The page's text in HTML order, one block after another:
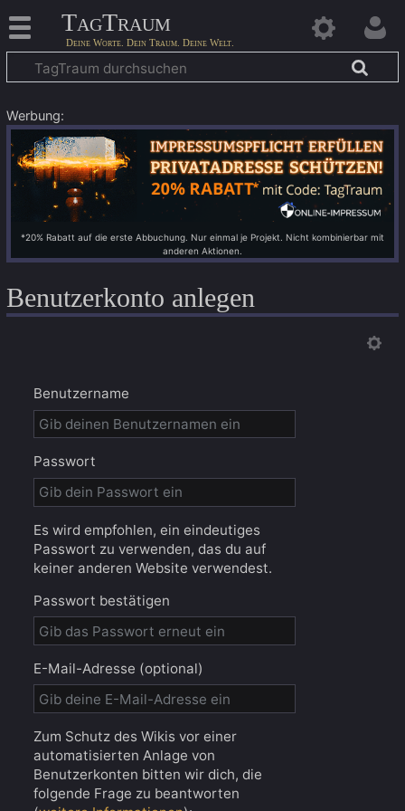
TagTraum
Werbung:
*20% Rabatt auf die erste Abbuchung. Nur einmal je Projekt. Nicht kombinierbar mit
anderen Aktionen.
Benutzerkonto anlegen
Benutzername
Passwort
Es wird empfohlen, ein eindeutiges
Passwort zu verwenden, das du auf
keiner anderen Website verwendest.
Passwort bestätigen
E-Mail-Adresse (optional)
Zum Schutz des Wikis vor einer
automatisierten Anlage von
Benutzerkonten bitten wir dich, die
folgende Frage zu beantworten